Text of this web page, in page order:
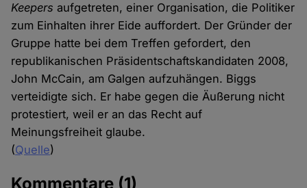
Keepers aufgetreten, einer Organisation, die Politiker
zum Einhalten ihrer Eide auffordert. Der Gründer der
Gruppe hatte bei dem Treffen gefordert, den
republikanischen Präsidentschaftskandidaten 2008,
John McCain, am Galgen aufzuhängen. Biggs
verteidigte sich. Er habe gegen die Äußerung nicht
protestiert, weil er an das Recht auf
Meinungsfreiheit glaube.
(Quelle)
Kommentare (1)